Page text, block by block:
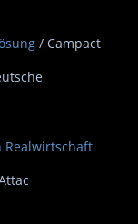
/ Campact
Realwirtschaft